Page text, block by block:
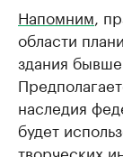
Напомним ,
области
здания
наследия
будет
творческих